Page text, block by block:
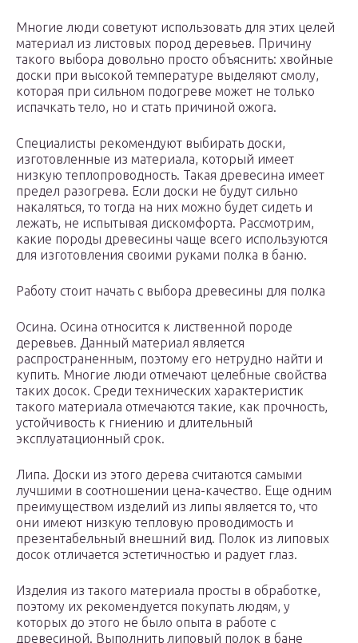
Многие люди советуют использовать для этих целей
материал из листовых пород деревьев. Причину
такого выбора довольно просто объяснить: хвойные
доски при высокой температуре выделяют смолу,
которая при сильном подогреве может не только
испачкать тело, но и стать причиной ожога.
Специалисты рекомендуют выбирать доски,
изготовленные из материала, который имеет
низкую теплопроводность. Такая древесина имеет
предел разогрева. Если доски не будут сильно
накаляться, то тогда на них можно будет сидеть и
лежать, не испытывая дискомфорта. Рассмотрим,
какие породы древесины чаще всего используются
для изготовления своими руками полка в баню.
Работу стоит начать с выбора древесины для полка
Осина. Осина относится к лиственной породе
деревьев. Данный материал является
распространенным, поэтому его нетрудно найти и
купить. Многие люди отмечают целебные свойства
таких досок. Среди технических характеристик
такого материала отмечаются такие, как прочность,
устойчивость к гниению и длительный
эксплуатационный срок.
Липа. Доски из этого дерева считаются самыми
лучшими в соотношении цена-качество. Еще одним
преимуществом изделий из липы является то, что
они имеют низкую тепловую проводимость и
презентабельный внешний вид. Полок из липовых
досок отличается эстетичностью и радует глаз.
Изделия из такого материала просты в обработке,
поэтому их рекомендуется покупать людям, у
которых до этого не было опыта в работе с
древесиной. Выполнить липовый полок в бане